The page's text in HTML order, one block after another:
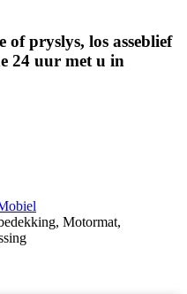
pryslys, los asseblief
24 uur met u in
Motormat,